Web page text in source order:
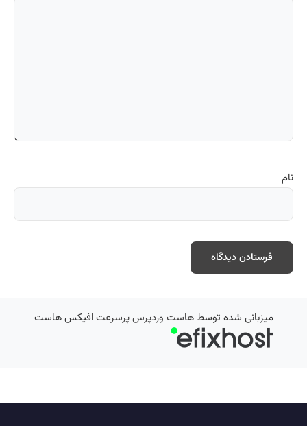
نام
میزبانی شده توسطهاست وردپرس پرسرعتافیکس هاست